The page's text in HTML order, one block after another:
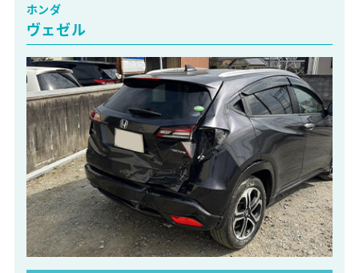
ホンダ
ヴェゼル